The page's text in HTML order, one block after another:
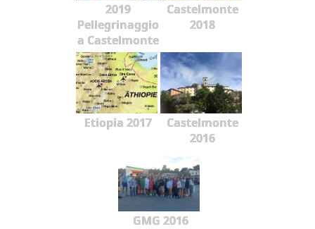
2019
Pellegrinaggio
a Castelmonte
Castelmonte
2018
Etiopia 2017
Castelmonte
2016
GMG 2016